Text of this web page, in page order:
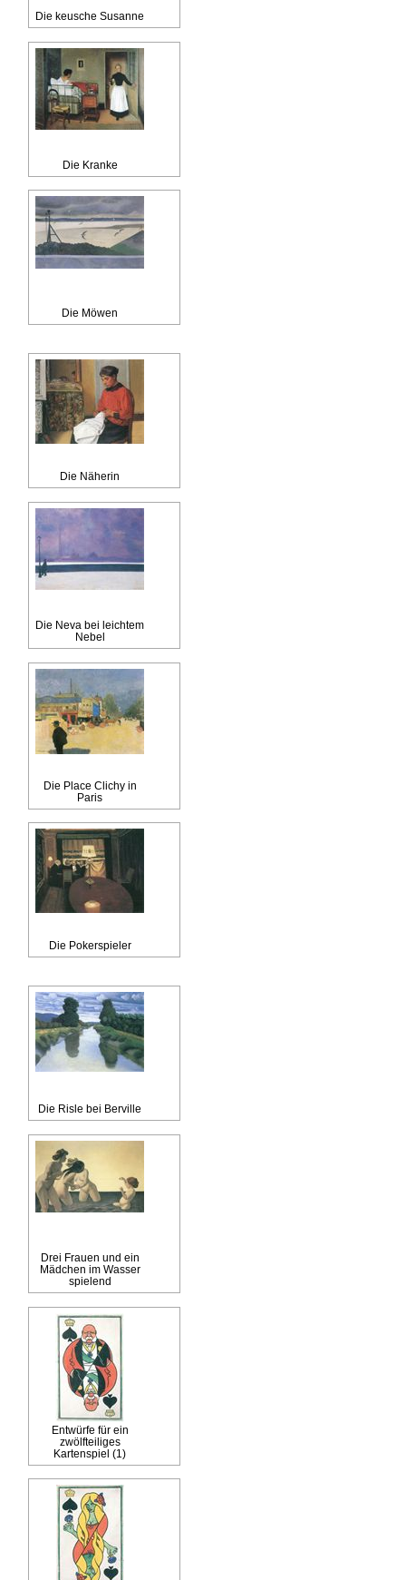
Die keusche Susanne
Die Kranke
Die Möwen
Die Näherin
Die Neva bei leichtem
Nebel
Die Place Clichy in
Paris
Die Pokerspieler
Die Risle bei Berville
Drei Frauen und ein
Mädchen im Wasser
spielend
Entwürfe für ein
zwölfteiliges
Kartenspiel (1)